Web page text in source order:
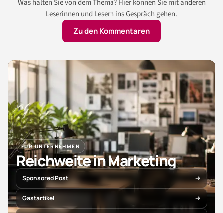
Was halten Sie von dem Thema? Hier können Sie mit anderen
Leserinnen und Lesern ins Gespräch gehen.
Zu den Kommentaren
FÜR UNTERNEHMEN
Reichweite in Marketing
Sponsored Post
Gastartikel